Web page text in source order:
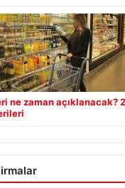
ne zaman açıklanacak?